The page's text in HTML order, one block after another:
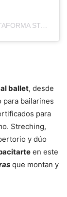
UNA PUBLICACIÓN COMPARTIDA DE PLATAFORMA STUDIO (@PLATAFORMASTUDIO)
ballet, desde
para bailarines
para
Streching,
y dúo
en este
que montan y